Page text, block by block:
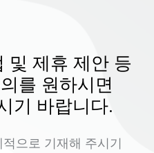
및 제휴 제안 등
를 원하시면
기 바랍니다.
으로 기재해 주시기